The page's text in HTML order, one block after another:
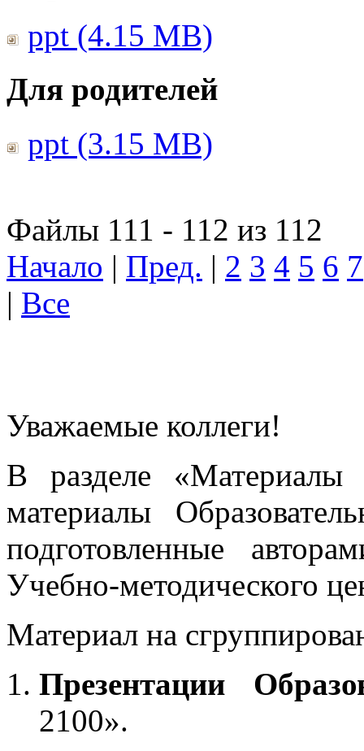
ppt (4.15 MB)
Для родителей
ppt (3.15 MB)
Файлы 111 - 112 из 112
Начало | Пред. | 2 3 4 5 6 7
| Все
Уважаемые коллеги!
В разделе «Материалы
материалы
подготовленные
Учебно-методического
Материал на
Презентации
2100».